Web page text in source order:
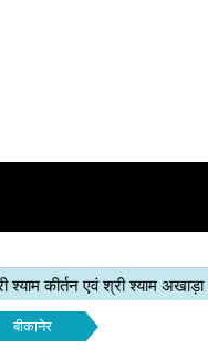
बीकानेर